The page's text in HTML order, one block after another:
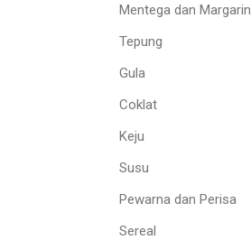
Mentega dan Margarin
Tepung
Gula
Coklat
Keju
Susu
Pewarna dan Perisa
Sereal